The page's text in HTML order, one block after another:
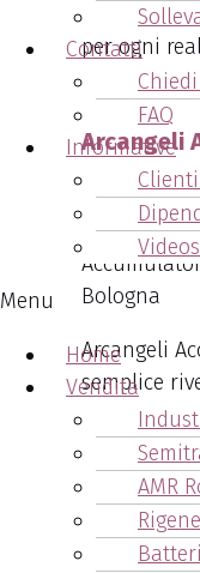
Contatti
FAQ
Informative
Menu
Home
Vendita
AMR
vendita,
per ogni
Vantaggi
Arcangeli
Arcangeli
semplice
strategico
Bologna
numerosi